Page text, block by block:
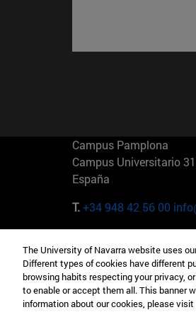
Campus Pamplona
Campus Universitario
España
T.+34 948 42 56 00
Camino del Cerro
Madrid España
T.+34 912 11 30 00
The University of Navarra website uses
Different types of cookies have different
browsing habits respecting your privacy,
to enable or accept them all. This banner
information about our cookies, please visit